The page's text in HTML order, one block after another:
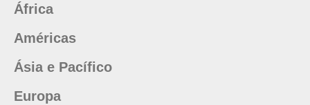
África
Américas
Ásia e Pacífico
Europa